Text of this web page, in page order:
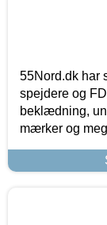
55Nord.dk har
spejdere og
beklædning,
mærker og